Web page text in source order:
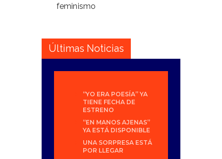
feminismo
Últimas Noticias
“YO ERA POESÍA” YA
TIENE FECHA DE
ESTRENO
“EN MANOS AJENAS”
YA ESTÁ DISPONIBLE
UNA SORPRESA ESTÁ
POR LLEGAR